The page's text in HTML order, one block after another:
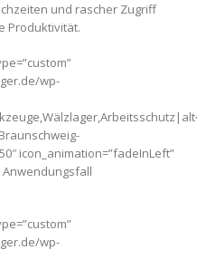
und rascher Zugriff
Produktivität.
wp-
icon_animation=”fadeInLeft”
Anwendungsfall
wp-